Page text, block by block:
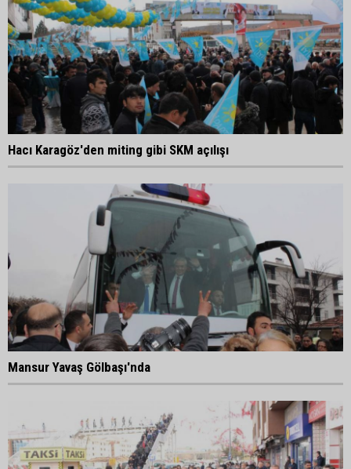
Hacı Karagöz'den miting gibi SKM açılışı
Mansur Yavaş Gölbaşı'nda